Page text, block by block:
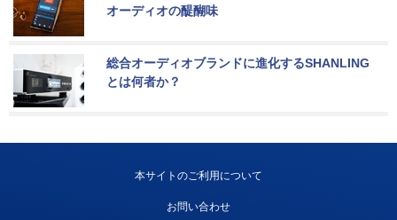
オーディオの醍醐味
総合オーディオブランドに進化するSHANLING
とは何者か？
本サイトのご利用について
お問い合わせ